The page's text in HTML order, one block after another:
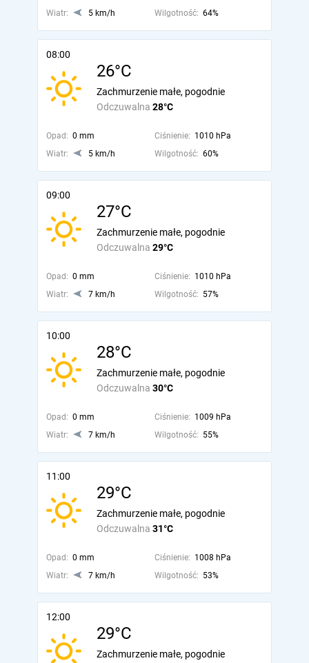
Wiatr: 5 km/h Wilgotność: 64%
08:00
26°C
Odczuwalna 28°C
Zachmurzenie małe, pogodnie
Opad: 0 mm Ciśnienie: 1010 hPa
Wiatr:
5 km/h Wilgotność: 60%
09:00
27°C
Odczuwalna 29°C
Zachmurzenie małe, pogodnie
Opad: 0 mm Ciśnienie: 1010 hPa
Wiatr:
7 km/h Wilgotność: 57%
10:00
28°C
Odczuwalna 30°C
Zachmurzenie małe, pogodnie
Opad: 0 mm Ciśnienie: 1009 hPa
Wiatr:
7 km/h Wilgotność: 55%
11:00
29°C
Odczuwalna 31°C
Zachmurzenie małe, pogodnie
Opad: 0 mm Ciśnienie: 1008 hPa
Wiatr:
7 km/h Wilgotność: 53%
12:00
29°C
Zachmurzenie małe, pogodnie